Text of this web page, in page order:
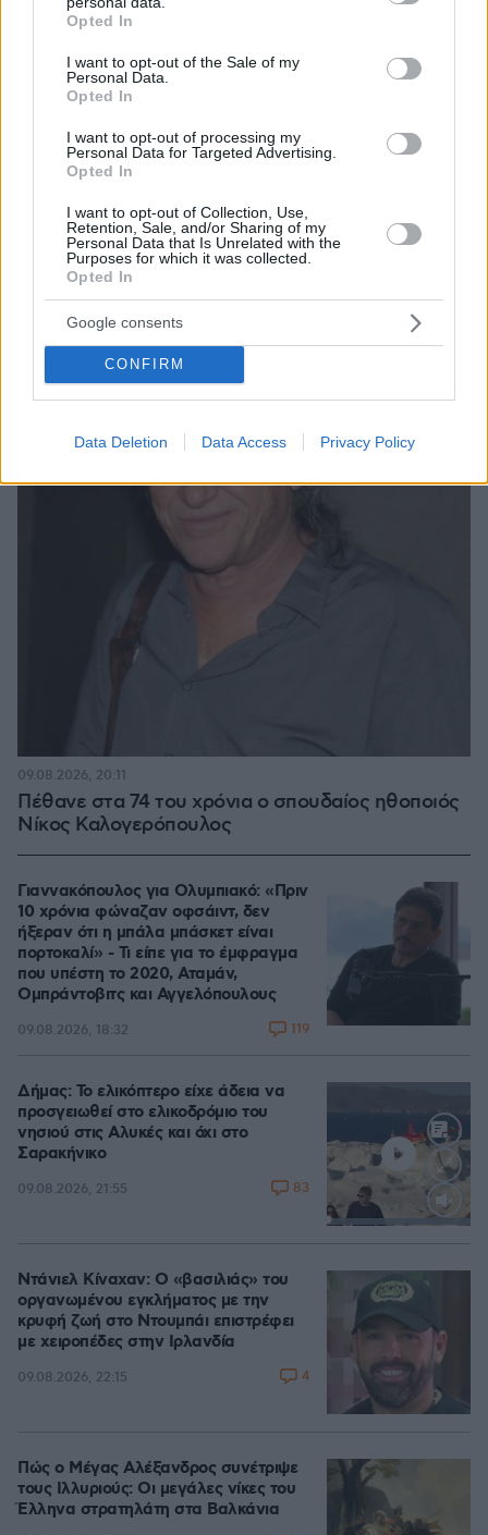
grant or deny consent to Google and its third-party tags to
use your data for below specified purposes in below Google
consent section.
Opted In
I want to opt-out of the Sale of my
Personal Data.
Opted In
I want to opt-out of processing my
Personal Data for Targeted Advertising.
Opted In
I want to opt-out of Collection, Use,
Retention, Sale, and/or Sharing of my
Personal Data that Is Unrelated with the
Purposes for which it was collected.
Opted In
Google consents
CONFIRM
Data Deletion Data Access Privacy Policy
«Έφυγε ένα δευτερόλεπτο από την προσοχή μου,
ο ναυαγοσώστης είναι 68 ετών»: Η δραματική
περιγραφή του πατέρα για τον θάνατο του
4χρονου σε πισίνα της Πάρου
09.08.2026, 21:06
Πέθανε στα 74 του χρόνια ο σπουδαίος ηθοποιός
Νίκος Καλογερόπουλος
09.08.2026, 20:11
Γιαννακόπουλος για Ολυμπιακό: «Πριν
10 χρόνια φώναζαν οφσάιντ, δεν
ήξεραν ότι η μπάλα μπάσκετ είναι
πορτοκαλί» - Τι είπε για το έμφραγμα
που υπέστη το 2020, Αταμάν,
Ομπράντοβιτς και Αγγελόπουλους
09.08.2026, 18:32 119
Loaded
Δήμας: Το ελικόπτερο είχε άδεια να
προσγειωθεί στο ελικοδρόμιο του
νησιού στις Αλυκές και όχι στο
Σαρακήνικο
09.08.2026, 21:55 83
Ντάνιελ Κίναχαν: Ο «βασιλιάς» του
οργανωμένου εγκλήματος με την
κρυφή ζωή στο Ντουμπάι επιστρέφει
με χειροπέδες στην Ιρλανδία
09.08.2026, 22:15 4
Πώς ο Μέγας Αλέξανδρος συνέτριψε
τους Ιλλυριούς: Οι μεγάλες νίκες του
Έλληνα στρατηλάτη στα Βαλκάνια